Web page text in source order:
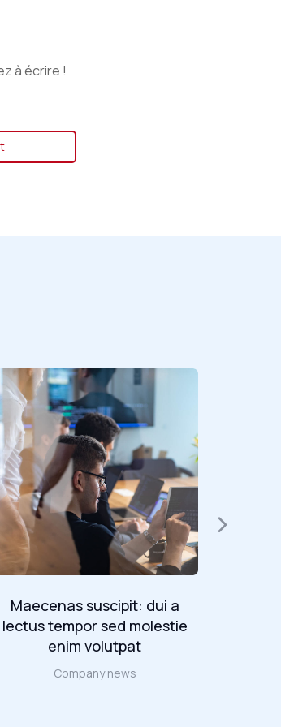
à écrire !
Maecenas suscipit: dui a
lectus tempor sed molestie
enim volutpat
Company news